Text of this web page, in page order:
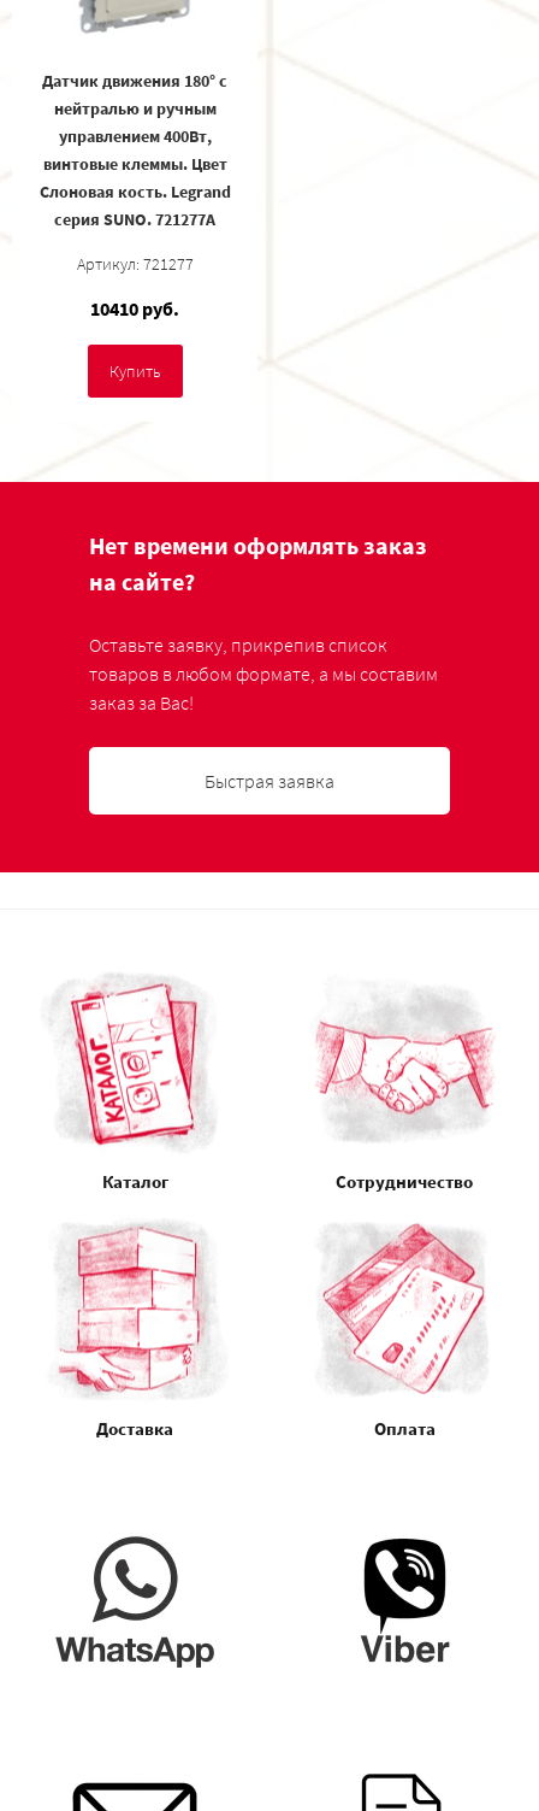
Датчик движения 180° с
нейтралью и ручным
управлением 400Вт,
винтовые клеммы. Цвет
Слоновая кость. Legrand
серия SUNO. 721277A
Артикул: 721277
10410 руб.
Купить
Нет времени оформлять заказ
на сайте?
Оставьте заявку, прикрепив список
товаров в любом формате, а мы составим
заказ за Вас!
Быстрая заявка
Каталог Сотрудничество
Доставка Оплата